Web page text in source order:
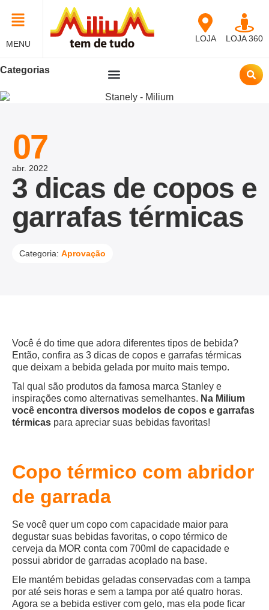
MENU
LOJA LOJA 360
Categorias
07
abr. 2022
3 dicas de copos e
garrafas térmicas
Categoria: Aprovação
Você é do time que adora diferentes tipos de bebida?
Então, confira as 3 dicas de copos e garrafas térmicas
que deixam a bebida gelada por muito mais tempo.
Tal qual são produtos da famosa marca Stanley e
inspirações como alternativas semelhantes. Na Milium
você encontra diversos modelos de copos e garrafas
térmicas para apreciar suas bebidas favoritas!
Copo térmico com abridor
de garrada
Se você quer um copo com capacidade maior para
degustar suas bebidas favoritas, o copo térmico de
cerveja da MOR conta com 700ml de capacidade e
possui abridor de garradas acoplado na base.
Ele mantém bebidas geladas conservadas com a tampa
por até seis horas e sem a tampa por até quatro horas.
Agora se a bebida estiver com gelo, mas ela pode ficar